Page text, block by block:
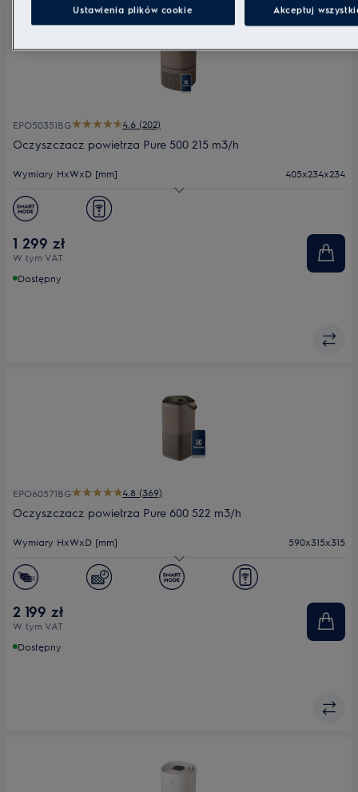
EPO50351BG 4.6 (202)
Oczyszczacz powietrza Pure 500 215 m3/h
Wymiary HxWxD [mm] 405x234x234
Efektywność filtracji (CADR m³/h)
Poziom hałasu (min.-maks.) dB(A) 20 - 20
1 299 zł
W tym VAT
Dostępny
EPO60571BG 4.8 (369)
Oczyszczacz powietrza Pure 600 522 m3/h
Wymiary HxWxD [mm] 590x315x315
Efektywność filtracji (CADR m³/h)
Filtr HEPA
17.3 - 17.3
2 199 zł
W tym VAT
Dostępny
Ustawienia plików cookie Akceptuj